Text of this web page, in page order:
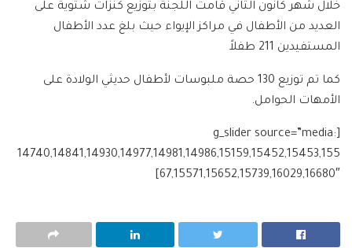
خلال شهر كانون الثاني قامت اللجنة بتوزيع كنزات شتوية على
العديد من الأطفال في مراكز الإيواء حيث بلغ عدد الأطفال
المستفيدين 211 طفلاً
كما تم توزيع 130 حصة ملبوسات لأطفال حديثي الولادة على
الأمهات الحوامل.
[g_slider source=”media:
14740,14841,14930,14977,14981,14986,15159,15452,15453,155
67,15571,15652,15739,16029,16680″]